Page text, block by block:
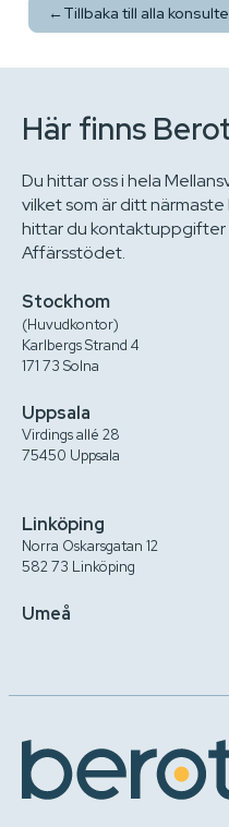
← Tillbaka till alla
Här finns
Du hittar oss i hela
vilket som är ditt
hittar du kontaktuppgifter
Affärsstödet.
Stockhom
(Huvudkontor)
Karlbergs Strand 4
171 73 Solna
Uppsala
Virdings allé 28
75450 Uppsala
Linköping
Norra Oskarsgatan 12
582 73 Linköping
Umeå